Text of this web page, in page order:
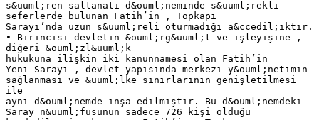
s&uuml;ren saltanatı d&ouml;neminde s&uuml;rekli
seferlerde bulunan Fatih’in , Topkapı
Sarayı’nda uzun s&uuml;reli oturmadığı a&ccedil;ıktır.
• Birincisi devletin &ouml;rg&uuml;t ve işleyişine ,
diğeri &ouml;zl&uuml;k
hukukuna ilişkin iki kanunnamesi olan Fatih’in
Yeni Sarayı , devlet yapısında merkezi y&ouml;netimin
sağlanması ve &uuml;lke sınırlarının genişletilmesi
ile
aynı d&ouml;nemde inşa edilmiştir. Bu d&ouml;nemdeki
Saray n&uuml;fusunun sadece 726 kişi olduğu